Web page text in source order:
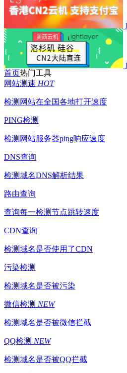
首页热门工具
网站测速 HOT
检测网站在全国各地打开速度
PING检测
检测网站服务器ping响应速度
DNS查询
检测域名DNS解析结果
路由查询
查询每一检测节点跳转速度
CDN查询
检测域名是否使用了CDN
污染检测
检测域名是否被污染
微信检测 NEW
检测域名是否被微信拦截
QQ检测 NEW
检测域名是否被QQ拦截